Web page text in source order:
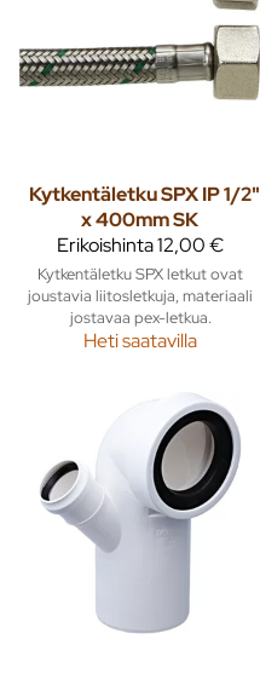
Kytkentäletku SPX IP 1/2"
x 400mm SK
Erikoishinta12,00 €
Kytkentäletku SPX letkut ovat
joustavia liitosletkuja, materiaali
jostavaa pex-letkua.
Heti saatavilla